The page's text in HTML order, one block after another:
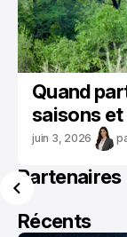
Quand
saisons
juin 3, 2026
Partenaires
Récents